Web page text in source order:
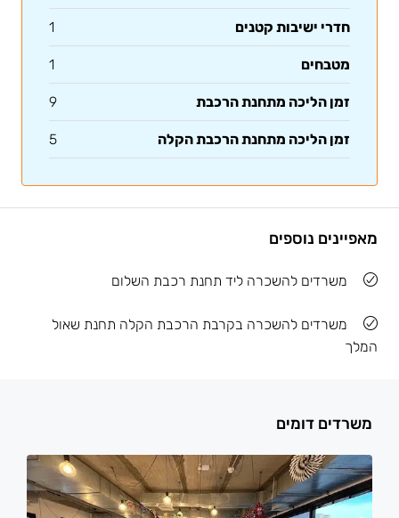
חדרי ישיבות קטנים 1
מטבחים 1
זמן הליכה מתחנת הרכבת 9
זמן הליכה מתחנת הרכבת הקלה 5
מאפיינים נוספים
משרדים להשכרה ליד תחנת רכבת השלום
משרדים להשכרה בקרבת הרכבת הקלה תחנת שאול
המלך
משרדים דומים